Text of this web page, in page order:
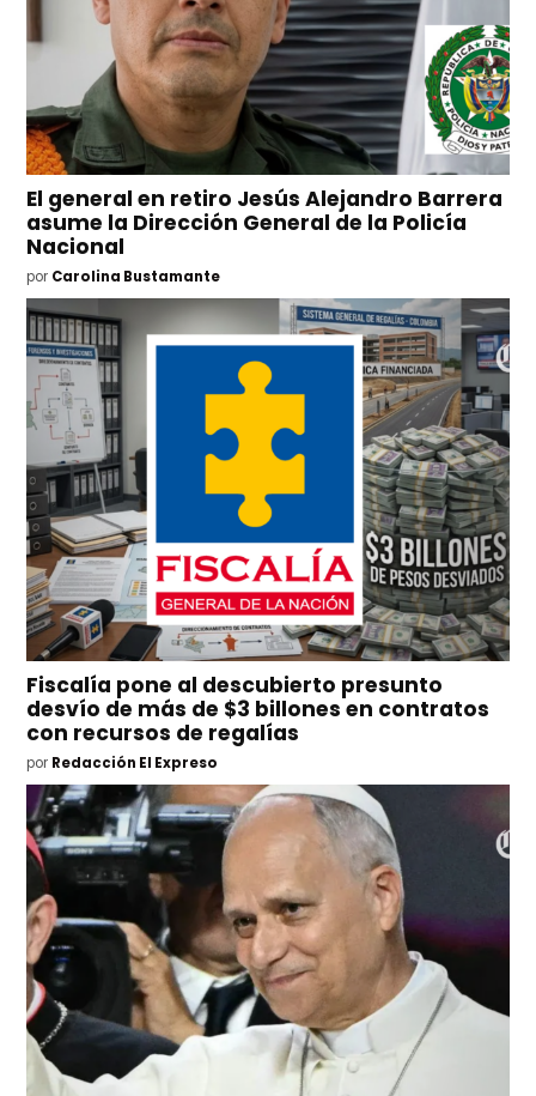
El general en retiro Jesús Alejandro Barrera
asume la Dirección General de la Policía
Nacional
por Carolina Bustamante
Fiscalía pone al descubierto presunto
desvío de más de $3 billones en contratos
con recursos de regalías
por Redacción El Expreso